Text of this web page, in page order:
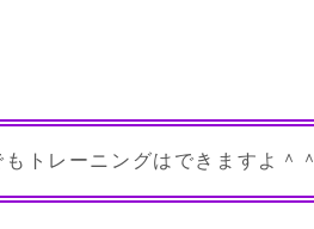
トレーニングはできますよ＾＾